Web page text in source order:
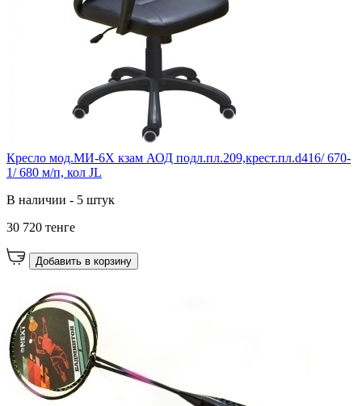
Кресло мод.МИ-6Х кзам АОД подл.пл.209,крест.пл.d416/ 670-
1/ 680 м/п, кол JL
В наличии - 5 штук
30 720 тенге
Добавить в корзину